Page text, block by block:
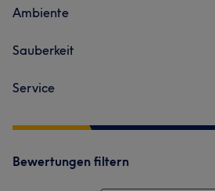
Ambiente
Sauberkeit
Service
Bewertungen filtern